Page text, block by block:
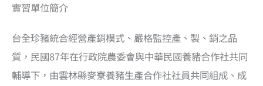
實習單位簡介
台全珍豬統合經營產銷模式、嚴格監控產、製、銷之品
質，民國87年在行政院農委會與中華民國養豬合作社共同
輔導下，由雲林縣麥寮養豬生產合作社社員共同組成、成